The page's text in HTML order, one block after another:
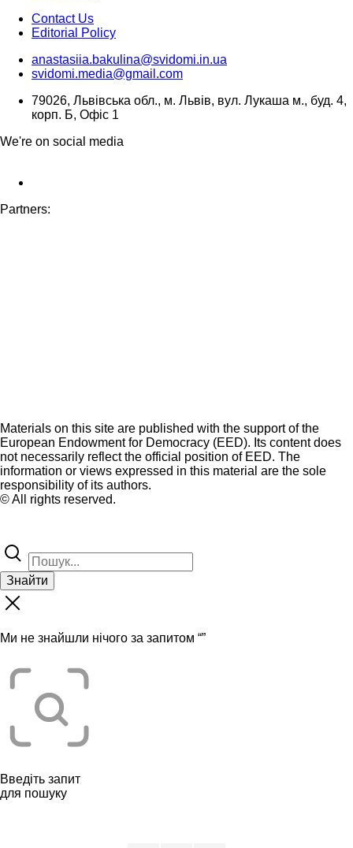
Contact Us
Editorial Policy
anastasiia.bakulina@svidomi.in.ua
svidomi.media@gmail.com
79026, Львівська обл., м. Львів, вул. Лукаша м., буд. 4,
корп. Б, Офіс 1
We're on social media
Partners:
Materials on this site are published with the support of the
European Endowment for Democracy (EED). Its content does
not necessarily reflect the official position of EED. The
information or views expressed in this material are the sole
responsibility of its authors.
© All rights reserved.
Знайти
Ми не знайшли нічого за запитом “”
Введіть запит
для пошуку